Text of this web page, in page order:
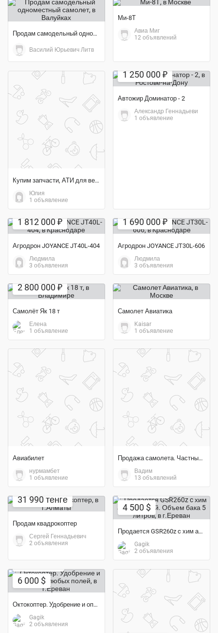
Продам самодельный одноместный самолет
Василий Юрьевич Литв
Ми-8Т
Авиа Миг
12 объявлений
Купим запчасти, АТИ для вертолетов Ми-8
Юлия
1 объявление
1 250 000 ₽
Автожир Доминатор - 2
Александр Геннадьеви
1 объявление
1 812 000 ₽
Агродрон JOYANCE JT40L-404
Людмила
3 объявления
1 690 000 ₽
Агродрон JOYANCE JT30L-606
Людмила
3 объявления
2 800 000 ₽
Самолёт Як 18 т
Елена
1 объявление
Самолет Авиатика
Kaisar
1 объявление
Авиабилет
нурмамбет
1 объявление
Продажа самолета. Частный легкомоторный самолёт
Вадим
13 объявлений
31 990 тенге
Продам квадрокоптер
Сергей Геннадьевич
2 объявления
4 500 $
Продается GSR260z c хим аппаратурой. Объем бака 5 литров
Gagik
2 объявления
6 000 $
Октокоптер. Удобрение и опиление любых полей
Gagik
2 объявления